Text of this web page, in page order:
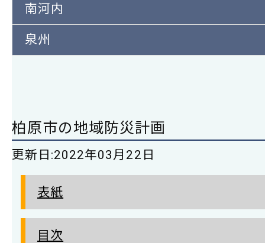
南河内
泉州
柏原市の地域防災計画
更新日:2022年03月22日
表紙
目次